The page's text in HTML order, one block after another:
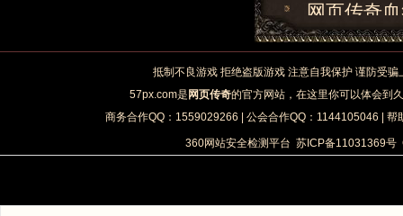
网页传奇
网页传奇
抵制不良游戏 拒绝盗版游戏 注意自我保护 谨防受
57px.com是 网页传奇的官方网站，在这里你可以体会到
商务合作QQ：1559029266 | 公会合作QQ：1144105046 |
360网站安全检测平台 苏ICP备11031369号